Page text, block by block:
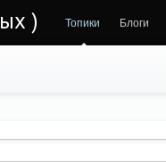
) Топики Блоги